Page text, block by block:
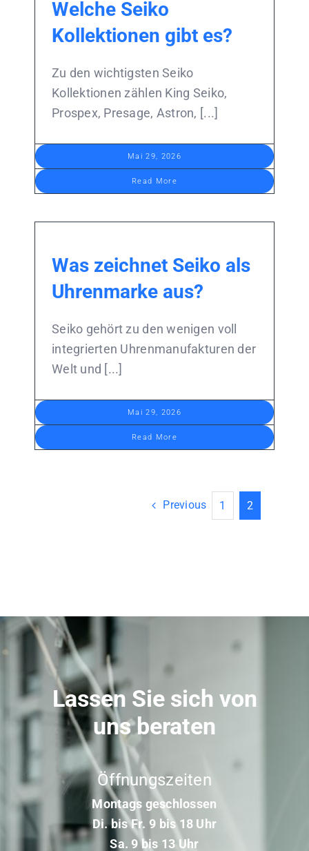
Welche Seiko
Kollektionen gibt es?
Zu den wichtigsten Seiko
Kollektionen zählen King Seiko,
Prospex, Presage, Astron, [...]
Mai 29, 2026
Read More
Was zeichnet Seiko als
Uhrenmarke aus?
Seiko gehört zu den wenigen voll
integrierten Uhrenmanufakturen der
Welt und [...]
Mai 29, 2026
Read More
Previous 1 2
Lassen Sie sich von
uns beraten
Öffnungszeiten
Montags geschlossen
Di. bis Fr. 9 bis 18 Uhr
Sa. 9 bis 13 Uhr